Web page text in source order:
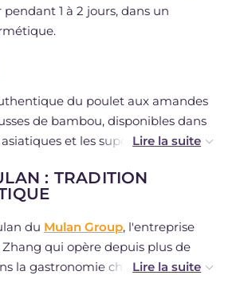
1 à 2 jours, dans un
du poulet aux amandes
de bambou, disponibles dans
et les supermarchés
tout aussi délicieux sans !
types de sauce soja différents ?
foncée sert à donner de la couleur,
sauce claire donne du goût. Après
: TRADITION
du Mulan Group, l'entreprise
qui opère depuis plus de
la gastronomie chinoise : des